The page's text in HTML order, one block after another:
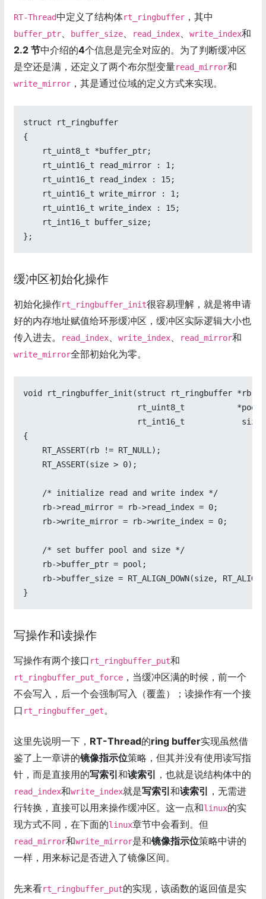
RT-Thread中定义了结构体rt_ringbuffer ，其中
buffer_ptr、 buffer_size、 read_index、 write_index和
2.2 节中介绍的4个信息是完全对应的。为了判断缓冲区
是空还是满，还定义了两个布尔型变量read_mirror和
write_mirror ，其是通过位域的定义方式来实现。
struct rt_ringbuffer
{
    rt_uint8_t *buffer_ptr;
    rt_uint16_t read_mirror : 1;
    rt_uint16_t read_index : 15;
    rt_uint16_t write_mirror : 1;
    rt_uint16_t write_index : 15;
    rt_int16_t buffer_size;
};
缓冲区初始化操作
初始化操作rt_ringbuffer_init很容易理解，就是将申请
好的内存地址赋值给环形缓冲区，缓冲区实际逻辑大小也
传入进去。
read_index、 write_index、 read_mirror和
write_mirror全部初始化为零。
void rt_ringbuffer_init(struct rt_ringbuffer *rb,
rt_uint8_t           *pool,
rt_int16_t            size)
{
RT_ASSERT(rb != RT_NULL);
RT_ASSERT(size > 0);
/* initialize read and write index */
rb->read_mirror = rb->read_index = 0;
rb->write_mirror = rb->write_index = 0;
/* set buffer pool and size */
rb->buffer_ptr = pool;
rb->buffer_size = RT_ALIGN_DOWN(size,
写操作和读操作
写操作有两个接口 rt_ringbuffer_put和
rt_ringbuffer_put_force ，当缓冲区满的时候，前一个
不会写入，后一个会强制写入（覆盖）；读操作有一个接
口 rt_ringbuffer_get。
这里先说明一下， RT-Thread的ring buffer实现虽然借
鉴了上一章讲的镜像指示位策略，但其并没有使用读写指
针，而是直接用的写索引 和读索引 ，也就是说结构体中的
read_index和write_index就是写索引 和读索引
，无需进
行转换，直接可以用来操作缓冲区。这一点和linux的实
现方式不同，在下面的linux章节中会看到。但
read_mirror和write_mirror是和镜像指示位策略中讲的
一样，用来标记是否进入了镜像区间。
先来看rt_ringbuffer_put的实现，该函数的返回值是实